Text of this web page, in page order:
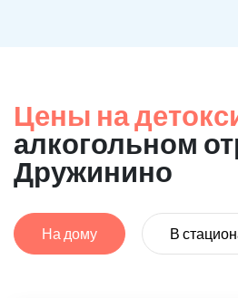
Цены на
алкогольном
Дружинино
На дому В